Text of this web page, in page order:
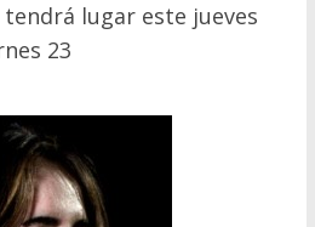
lugar este jueves
23